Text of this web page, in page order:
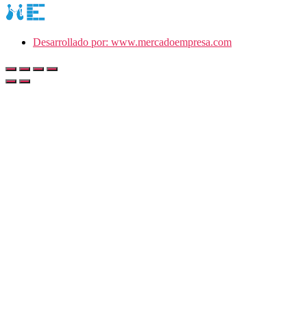
Desarrollado por: www.mercadoempresa.com